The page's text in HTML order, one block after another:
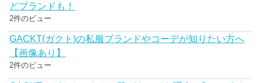
どブランドも！
2件のビュー
GACKT(ガクト)の私服ブランドやコーデが知りたい方へ
【画像あり】
2件のビュー